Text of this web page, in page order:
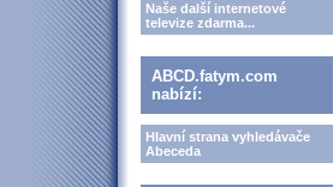
Naše další internetové
televize zdarma...
ABCD.fatym.com
nabízí:
Hlavní strana vyhledávače
Abeceda